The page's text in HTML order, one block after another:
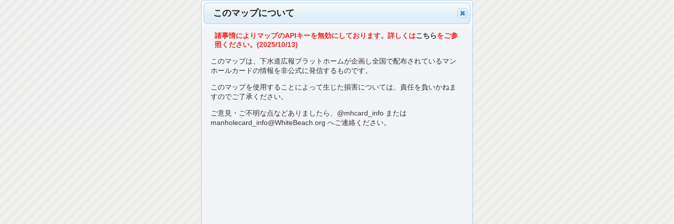
このマップについて
諸事情によりマップのAPIキーを無効にしております。詳しくはこちらをご参
照ください。(2025/10/13)
このマップは、下水道広報プラットホームが企画し全国で配布されているマン
ホールカードの情報を非公式に発信するものです。
このマップを使用することによって生じた損害については、責任を負いかねま
すのでご了承ください。
ご意見・ご不明な点などありましたら、 @mhcard_info または
manholecard_info@WhiteBeach.org へご連絡ください。